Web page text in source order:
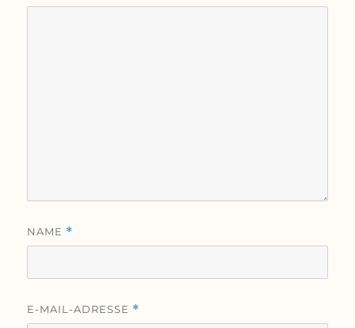
NAME *
E-MAIL-ADRESSE *